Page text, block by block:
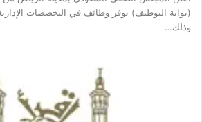
(بوابة التوظيف) توفر وظائف في التخصصات الإدارية
وذلك…